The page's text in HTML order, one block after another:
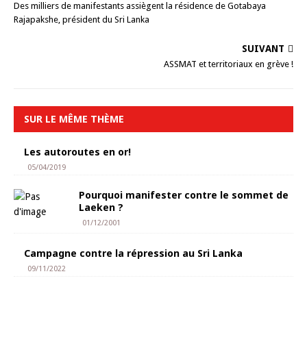
Des milliers de manifestants assiègent la résidence de Gotabaya
Rajapakshe, président du Sri Lanka
SUIVANT
ASSMAT et territoriaux en grève !
SUR LE MÊME THÈME
Les autoroutes en or!
05/04/2019
Pourquoi manifester contre le sommet de
Laeken ?
01/12/2001
Campagne contre la répression au Sri Lanka
09/11/2022